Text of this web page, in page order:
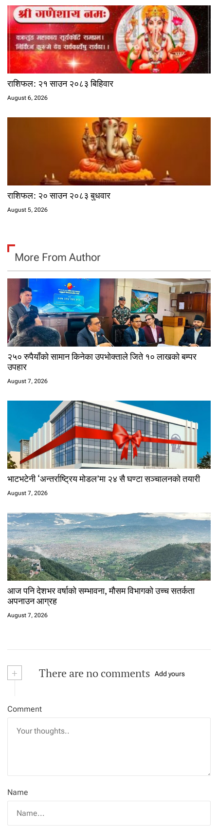
राशिफल: २१ साउन २०८३ बिहिवार
August 6, 2026
राशिफल: २० साउन २०८३ बुधवार
August 5, 2026
More From Author
२५० रुपैयाँको सामान किनेका उपभोक्ताले जिते १० लाखको बम्पर
उपहार
August 7, 2026
भाटभटेनी ‘अन्तर्राष्ट्रिय मोडल’मा २४ सै घण्टा सञ्चालनको तयारी
August 7, 2026
आज पनि देशभर वर्षाको सम्भावना, मौसम विभागको उच्च सतर्कता
अपनाउन आग्रह
August 7, 2026
+ There are no comments Add yours
Comment
Name